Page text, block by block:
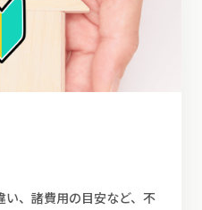
、諸費用の目安など、不